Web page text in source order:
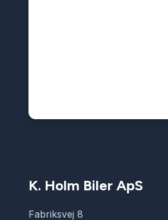
K. Holm Biler ApS
Fabriksvej 8